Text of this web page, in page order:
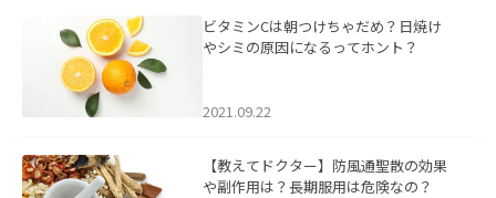
ビタミンCは朝つけちゃだめ？日焼け
やシミの原因になるってホント？
2021.09.22
【教えてドクター】防風通聖散の効果
や副作用は？長期服用は危険なの？